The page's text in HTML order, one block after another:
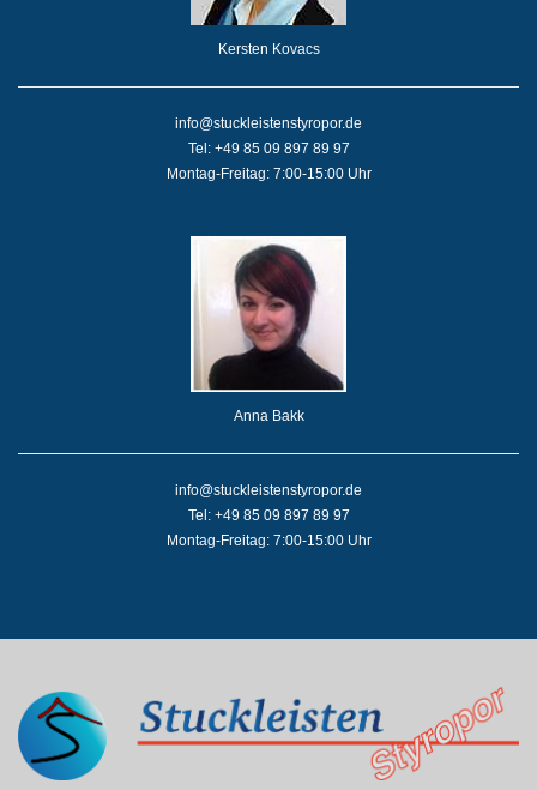
Kersten Kovacs
info@stuckleistenstyropor.de
Tel: +49 85 09 897 89 97
Montag-Freitag: 7:00-15:00 Uhr
Anna Bakk
info@stuckleistenstyropor.de
Tel: +49 85 09 897 89 97
Montag-Freitag: 7:00-15:00 Uhr